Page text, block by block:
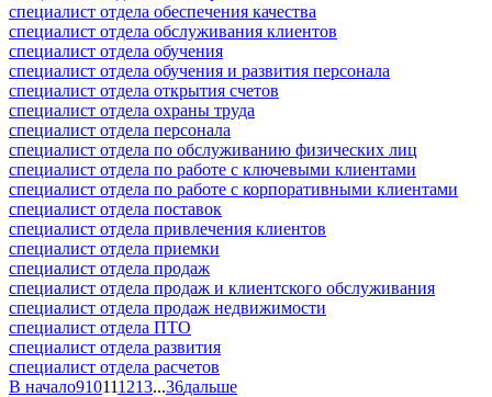
специалист отдела обеспечения качества
специалист отдела обслуживания клиентов
специалист отдела обучения
специалист отдела обучения и развития персонала
специалист отдела открытия счетов
специалист отдела охраны труда
специалист отдела персонала
специалист отдела по обслуживанию физических лиц
специалист отдела по работе с ключевыми клиентами
специалист отдела по работе с корпоративными клиентами
специалист отдела поставок
специалист отдела привлечения клиентов
специалист отдела приемки
специалист отдела продаж
специалист отдела продаж и клиентского обслуживания
специалист отдела продаж недвижимости
специалист отдела ПТО
специалист отдела развития
специалист отдела расчетов
В начало910111213...36дальше